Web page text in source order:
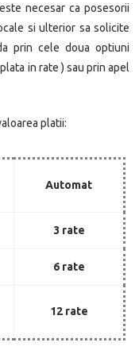
necesar ca posesorii
si ulterior sa solicite
prin cele doua optiuni
in rate ) sau prin apel
platii:
Automat
3 rate
6 rate
12 rate